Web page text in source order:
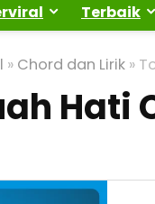
Terbaik
» Chord dan Lirik »
Hati